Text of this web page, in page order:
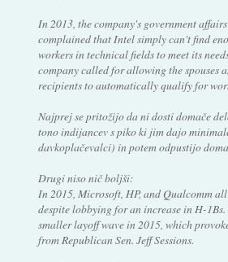
In 2013, the company's government
complained that Intel simply can't find
workers in technical fields to meet its
company called for allowing the spouses
recipients to automatically qualify for
Najprej se pritožijo da ni dosti domače
tono indijancev s piko ki jim dajo
davkoplačevalci) in potem odpustijo
Drugi niso nič boljši:
In 2015, Microsoft, HP, and Qualcomm
despite lobbying for an increase in H-
smaller layoff wave in 2015, which
from Republican Sen. Jeff Sessions.